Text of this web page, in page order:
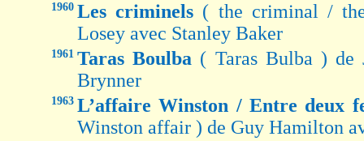
1960 Les criminels ( the criminal /
Losey avec Stanley Baker
1961 Taras Boulba ( Taras Bulba ) de
Brynner
1963 L’affaire Winston / Entre deux
Winston affair ) de Guy Hamilton